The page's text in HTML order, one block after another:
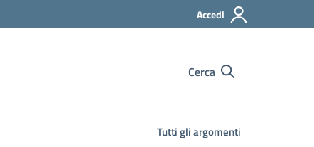
Accedi
Cerca
Tutti gli argomenti